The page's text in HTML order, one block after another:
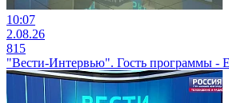
10:07
2.08.26
815
"Вести-Интервью". Гость программы -